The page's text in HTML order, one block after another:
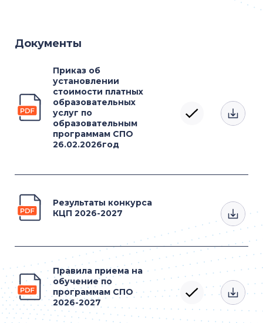
Документы
Приказ об
установлении
стоимости платных
образовательных
услуг по
образовательным
программам СПО
26.02.2026год
Результаты конкурса
КЦП 2026-2027
Правила приема на
обучение по
программам СПО
2026-2027